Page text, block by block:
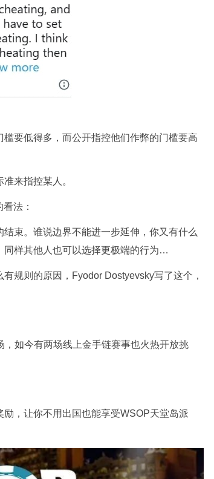
要低得多，而公开指控他们作弊的门槛要高
来指控某人。
法：
束。谁说边界不能进一步延伸，你又有什么
同样其他人也可以选择更极端的行为…
规则的原因，Fyodor Dostyevsky写了这个，
如今有两场线上金手链赛事也火热开放挑
，让你不用出国也能享受WSOP天堂岛派